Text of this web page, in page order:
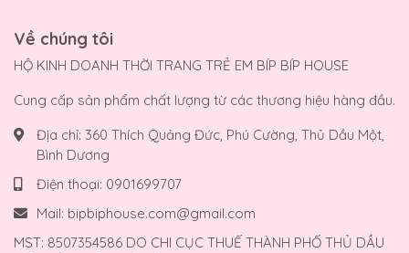
Về chúng tôi
HỘ KINH DOANH THỜI TRANG TRẺ EM BÍP BÍP HOUSE
Cung cấp sản phẩm chất lượng từ các thương hiệu hàng đầu.
Địa chỉ: 360 Thích Quảng Đức, Phú Cường, Thủ Dầu Một,
Bình Dương
Điện thoại: 0901699707
Mail: bipbiphouse.com@gmail.com
MST: 8507354586 DO CHI CỤC THUẾ THÀNH PHỐ THỦ DẦU